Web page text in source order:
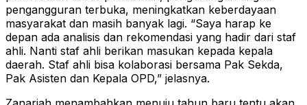
pengangguran terbuka, meningkatkan keberdayaan
masyarakat dan masih banyak lagi. “Saya harap ke
depan ada analisis dan rekomendasi yang hadir dari staf
ahli. Nanti staf ahli berikan masukan kepada kepala
daerah. Staf ahli bisa kolaborasi bersama Pak Sekda,
Pak Asisten dan Kepala OPD,” jelasnya.